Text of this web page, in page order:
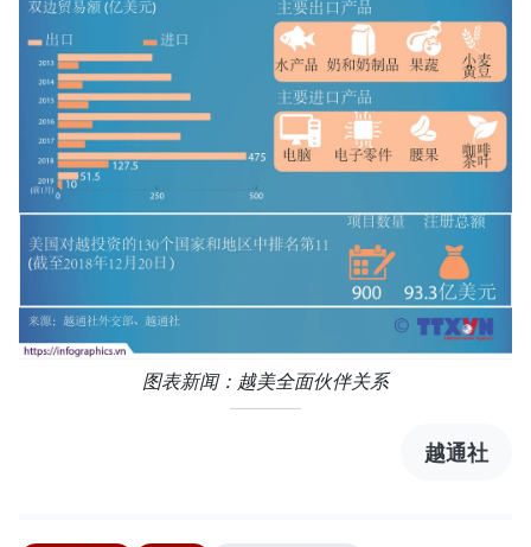
图表新闻：越美全面伙伴关系
越通社